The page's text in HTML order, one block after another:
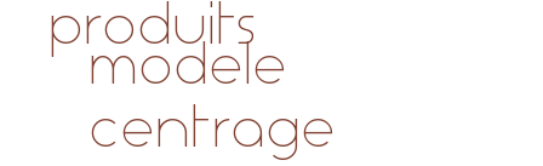
produits
modele
centrage